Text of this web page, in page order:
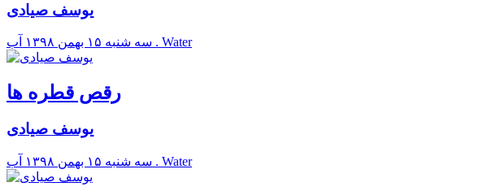
یوسف صیادی
سه شنبه ۱۵ بهمن ۱۳۹۸ آب . Water
رقص قطره ها
یوسف صیادی
سه شنبه ۱۵ بهمن ۱۳۹۸ آب . Water